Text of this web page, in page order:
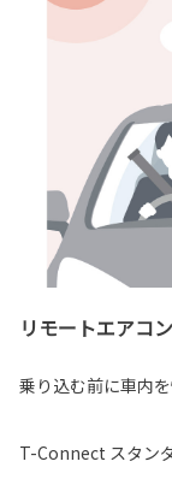
リモートエアコン
乗り込む前に車内
T-Connect スタン